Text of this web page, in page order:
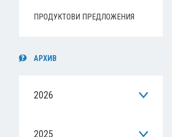
ПРОДУКТОВИ ПРЕДЛОЖЕНИЯ
АРХИВ
2026
2025